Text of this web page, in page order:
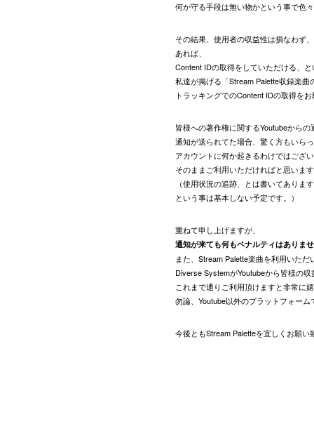
何か守る手段は無い物かという事で色
その結果、使用者の収益性は損なわず
あれば、
Content IDの取得をしていただける、
私達が掲げる「Stream Palette収録楽
トラッキングでのContent IDの取得を
皆様への著作権に関するYoutubeから
通知が送られてた場合、驚く方もいら
アカウントに何か起きるわけではござ
そのままご利用いただければと思いま
（使用状況の追跡、とは書いてあり
という事は基本しない予定です。）
重ねて申し上げますが、
通知が来ても何もペナルティはありま
また、Stream Palette楽曲を利用いただ
Diverse SystemがYoutubeから皆様の
これまで通りご利用頂けますと非常に
勿論、Youtube以外のプラットフォー
今後ともStream Paletteを宜しくお願い